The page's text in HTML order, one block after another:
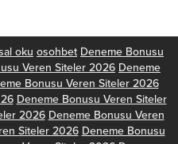
oku osohbet Deneme Bonusu
Veren Siteler 2026 Deneme
Bonusu Veren Siteler 2026
Deneme Bonusu Veren Siteler
2026 Deneme Bonusu Veren
Siteler 2026 Deneme Bonusu